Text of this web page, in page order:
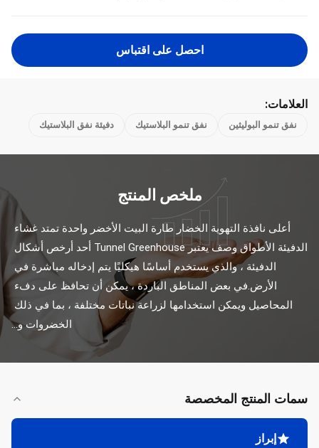
احصل على اقتباس
العلامات:
نفق تنمو البوليثين نفق تنمو البلاستيك دفيئة نفق البلاستيك
ملخص المنتج
الخضروات و...
سمات المنتج المخصصة
إبراز